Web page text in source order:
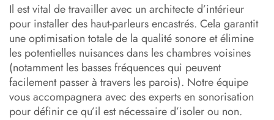
Il est vital de travailler avec un architecte d’intérieur
pour installer des haut-parleurs encastrés. Cela garantit
une optimisation totale de la qualité sonore et élimine
les potentielles nuisances dans les chambres voisines
(notamment les basses fréquences qui peuvent
facilement passer à travers les parois). Notre équipe
vous accompagnera avec des experts en sonorisation
pour définir ce qu’il est nécessaire d’isoler ou non.